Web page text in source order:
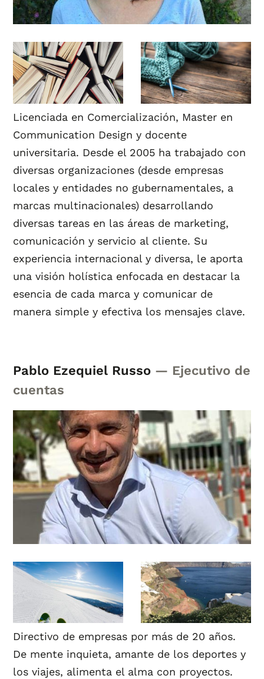
Licenciada en Comercialización, Master en
Communication Design y docente
universitaria. Desde el 2005 ha trabajado con
diversas organizaciones (desde empresas
locales y entidades no gubernamentales, a
marcas multinacionales) desarrollando
diversas tareas en las áreas de marketing,
comunicación y servicio al cliente. Su
experiencia internacional y diversa, le aporta
una visión holística enfocada en destacar la
esencia de cada marca y comunicar de
manera simple y efectiva los mensajes clave.
Pablo Ezequiel Russo — Ejecutivo de
cuentas
Directivo de empresas por más de 20 años.
De mente inquieta, amante de los deportes y
los viajes, alimenta el alma con proyectos.